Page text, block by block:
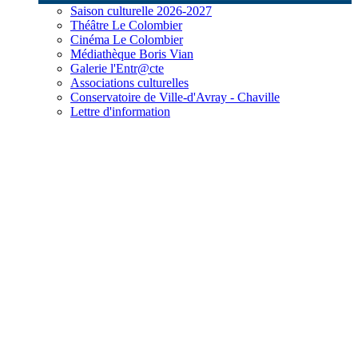
Saison culturelle 2026-2027
Théâtre Le Colombier
Cinéma Le Colombier
Médiathèque Boris Vian
Galerie l'Entr@cte
Associations culturelles
Conservatoire de Ville-d'Avray - Chaville
Lettre d'information